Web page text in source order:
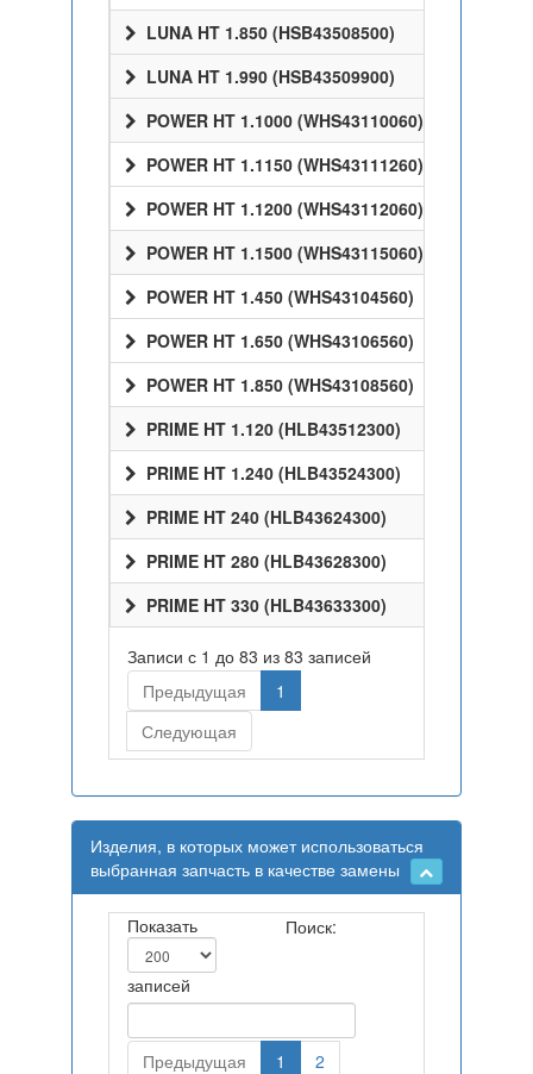
LUNA HT 1.850 (HSB43508500)
LUNA HT 1.990 (HSB43509900)
POWER HT 1.1000 (WHS43110060)
POWER HT 1.1150 (WHS43111260)
POWER HT 1.1200 (WHS43112060)
POWER HT 1.1500 (WHS43115060)
POWER HT 1.450 (WHS43104560)
POWER HT 1.650 (WHS43106560)
POWER HT 1.850 (WHS43108560)
PRIME HT 1.120 (HLB43512300)
PRIME HT 1.240 (HLB43524300)
PRIME HT 240 (HLB43624300)
PRIME HT 280 (HLB43628300)
PRIME HT 330 (HLB43633300)
Записи с 1 до 83 из 83 записей
Предыдущая
1
Следующая
Изделия, в которых может использоваться
выбранная запчасть в качестве замены
Показать
записей
Поиск:
Предыдущая 1
2